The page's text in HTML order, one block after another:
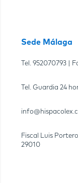
Sede Málaga
Tel. 952070793 |
Tel. Guardia 24
Fiscal Luis
29010